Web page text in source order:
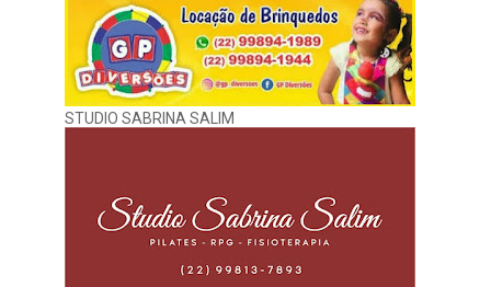
STUDIO SABRINA SALIM